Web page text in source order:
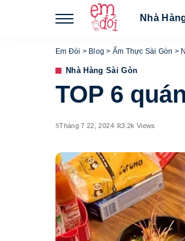
Nhà
Em Đói > Blog > Ẩm Thực Sài Gòn >
Nhà Hàng Sài Gòn
TOP 6
Tháng 7 22, 2024 3.2k Views